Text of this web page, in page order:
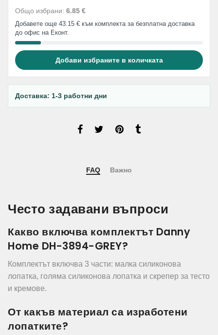
Общо избрани: 6.85 €
Добавете още 43.15 € към комплекта за безплатна доставка
до офис на Еконт.
Добави избраните в количката
Доставка: 1-3 работни дни
FAQ Важно
Често задавани въпроси
Какво включва комплектът Danny
Home DH-3894-GREY?
Комплектът включва 3 части: малка силиконова
лопатка, голяма силиконова лопатка и скрепер за тесто
и кремове.
От какъв материал са изработени
лопатките?